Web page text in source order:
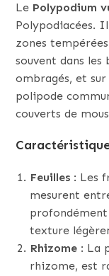
Le Polypodium
Polypodiacées.
zones
souvent dans les
ombragés, et
polipode
couverts de
Feuilles : Les
mesurent
profondément
texture
Rhizome : La
rhizome, est